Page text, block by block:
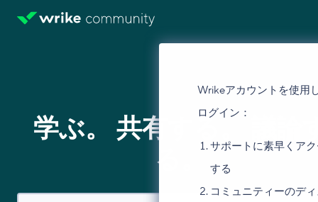
Wrikeアカウントを使用
ログイン：
サポートに素早くア
する
コミュニティーのデ
学ぶ。 共有する。 議論
る。